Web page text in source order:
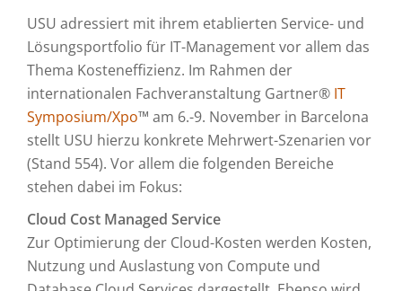
USU adressiert mit ihrem etablierten Service- und
Lösungsportfolio für IT-Management vor allem das
Thema Kosteneffizienz. Im Rahmen der
internationalen Fachveranstaltung Gartner® IT
Symposium/Xpo™ am 6.-9. November in Barcelona
stellt USU hierzu konkrete Mehrwert-Szenarien vor
(Stand 554). Vor allem die folgenden Bereiche
stehen dabei im Fokus:
Cloud Cost Managed Service
Zur Optimierung der Cloud-Kosten werden Kosten,
Nutzung und Auslastung von Compute und